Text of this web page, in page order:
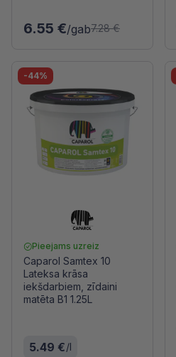
6.55 €/gab7.28 €
-44%
Pieejams uzreiz
Caparol Samtex 10
Lateksa krāsa
iekšdarbiem, zīdaini
matēta B1 1.25L
5.49 €/l